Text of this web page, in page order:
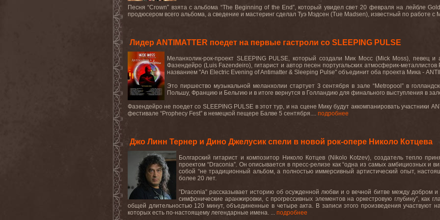
Песня “Crown” взята с альбома “The Beginning of the End”, который увидел свет 20 февраля на лейбле
продюсером всего альбома, а сведение и мастеринг сделал Туэ Мэдсен (Tue Madsen), известный по работе с
Лидер ANTIMATTER поедет на первые гастроли со SLEEPING PULSE
Меланхолик-рок-проект SLEEPING PULSE, который создали Мик Мосс (Mick Moss), певец и
Фазендейро (Luis Fazendeiro), гитарист и автор песен португальских атмосферик-
названием "An Electric Evening of Antimatter & Sleeping Pulse" объединит оба проекта Мика -
Это пиршество музыкальной меланхолии стартует 3 сентября в зале “Metropool” в
Польшу, Францию и Бельгию и в итоге вернутся в Голландию для финального выступления в
Фазендейро не поедет со SLEEPING PULSE в этот тур, и на сцене Мику будут аккомпанировать участники
фестивале “Prophecy Fest” в немецкой пещере Балве 5 сентября.... подробнее
Джо Линн Тернер и Дино Джелусик спели в новой рок-опере Николо Котцева
Болгарский гитарист и композитор Николо Котцев (Nikolo Kotzev), создатель тепло
проектом “Draconia”. Он описывается в пресс-релизе как “одна из самых амбициозных и
собой “не традиционный альбом, а полностью иммерсивный артистический опыт,
более 20 лет.
”Draconia” рассказывает историю об осужденной любви и о вечной битве между добром
симфонические аранжировки, с прогрессивных элементов на оркестровую глубину”, как
общей длительностью 120 минут, объединенные в четыре акта. В записи этого произведения участвуют
которых есть по-настоящему легендарные имена. ... подробнее